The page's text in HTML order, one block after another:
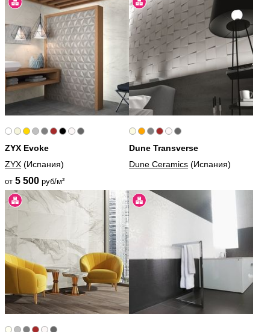
ZYX Evoke
ZYX (Испания)
от 5 500 руб/м²
Dune Transverse
Dune Ceramics (Испания)